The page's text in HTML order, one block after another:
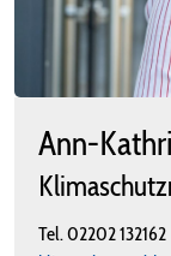
Ann-
Tel.02202 132162